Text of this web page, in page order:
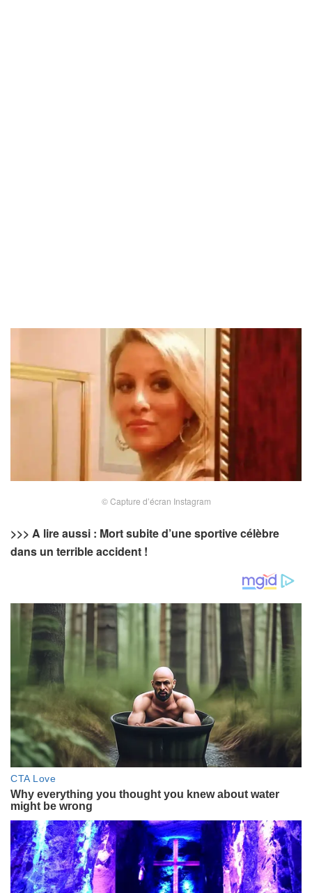
© Capture d’écran Instagram
>>> A lire aussi : Mort subite d’une sportive célèbre
dans un terrible accident !